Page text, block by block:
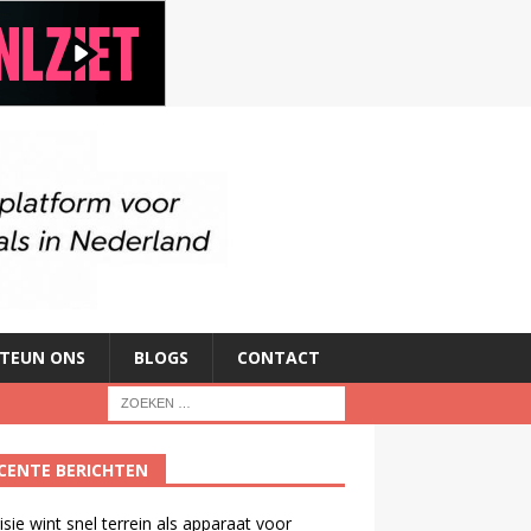
ONS BLOGS CONTACT
BERICHTEN
wint snel terrein als apparaat voor